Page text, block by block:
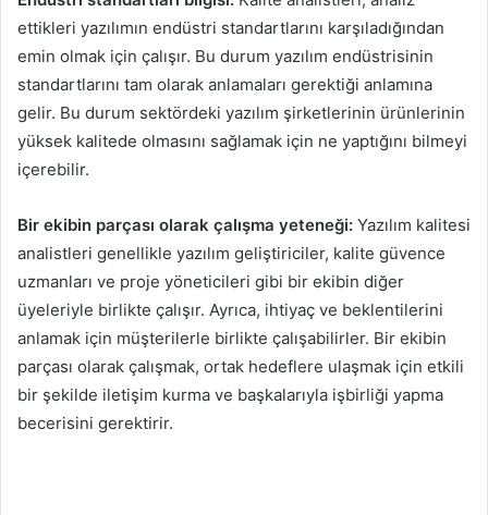
ettikleri yazılımın endüstri standartlarını karşıladığından
emin olmak için çalışır. Bu durum yazılım endüstrisinin
standartlarını tam olarak anlamaları gerektiği anlamına
gelir. Bu durum sektördeki yazılım şirketlerinin ürünlerinin
yüksek kalitede olmasını sağlamak için ne yaptığını bilmeyi
içerebilir.
Bir ekibin parçası olarak çalışma yeteneği: Yazılım kalitesi
analistleri genellikle yazılım geliştiriciler, kalite güvence
uzmanları ve proje yöneticileri gibi bir ekibin diğer
üyeleriyle birlikte çalışır. Ayrıca, ihtiyaç ve beklentilerini
anlamak için müşterilerle birlikte çalışabilirler. Bir ekibin
parçası olarak çalışmak, ortak hedeflere ulaşmak için etkili
bir şekilde iletişim kurma ve başkalarıyla işbirliği yapma
becerisini gerektirir.